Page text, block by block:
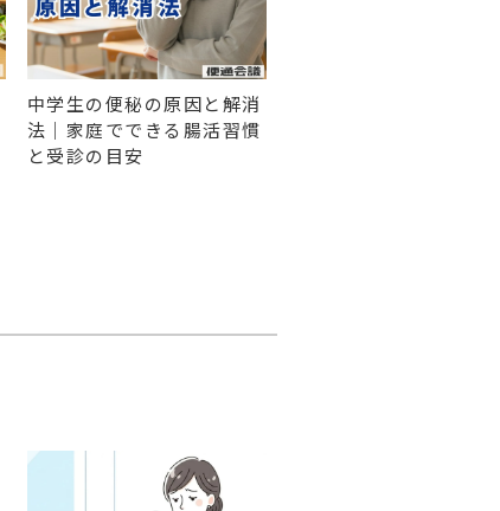
中学生の便秘の原因と解消
法｜家庭でできる腸活習慣
と受診の目安